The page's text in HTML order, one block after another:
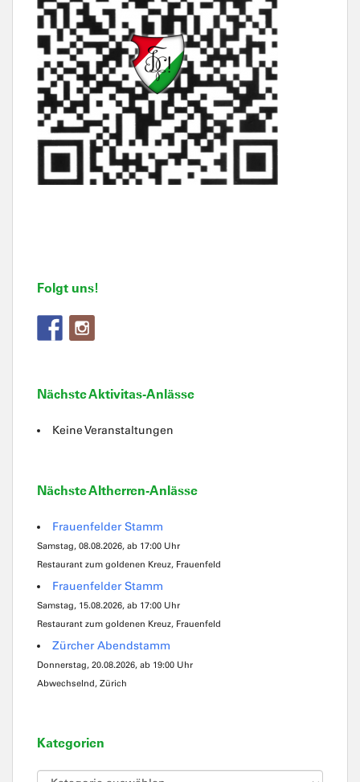
Folgt uns!
Nächste Aktivitas-Anlässe
Keine Veranstaltungen
Nächste Altherren-Anlässe
Frauenfelder Stamm
Samstag, 08.08.2026, ab 17:00 Uhr
Restaurant zum goldenen Kreuz, Frauenfeld
Frauenfelder Stamm
Samstag, 15.08.2026, ab 17:00 Uhr
Restaurant zum goldenen Kreuz, Frauenfeld
Zürcher Abendstamm
Donnerstag, 20.08.2026, ab 19:00 Uhr
Abwechselnd, Zürich
Kategorien
Kategorien